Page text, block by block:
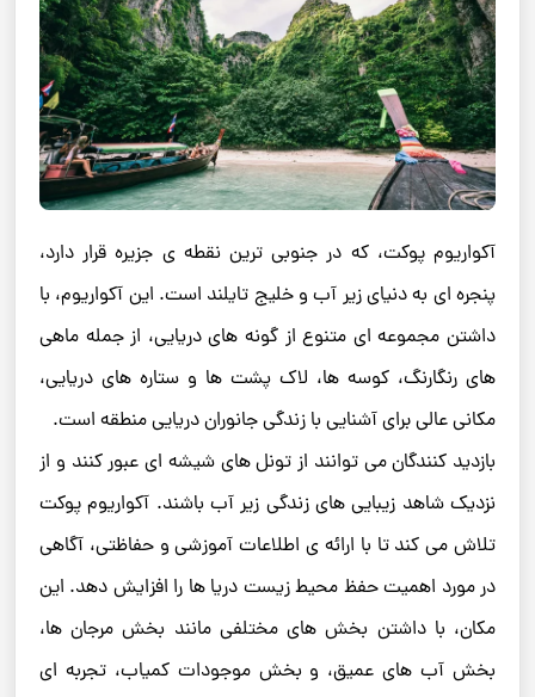
آکواریوم پوکت، که در جنوبی ‌ترین نقطه‌ ی جزیره قرار دارد،
پنجره ‌ای به دنیای زیر آب و خلیج تایلند است. این آکواریوم، با
داشتن مجموعه ‌ای متنوع از گونه‌ های دریایی، از جمله ماهی‌
های رنگارنگ، کوسه ‌ها، لاک ‌پشت‌ ها و ستاره‌ های دریایی،
مکانی عالی برای آشنایی با زندگی جانوران دریایی منطقه است.
بازدید کنندگان می‌ توانند از تونل‌ های شیشه‌ ای عبور کنند و از
نزدیک شاهد زیبایی‌ های زندگی زیر آب باشند. آکواریوم پوکت
تلاش می ‌کند تا با ارائه‌ ی اطلاعات آموزشی و حفاظتی، آگاهی
در مورد اهمیت حفظ محیط زیست دریا ها را افزایش دهد. این
مکان، با داشتن بخش ‌های مختلفی مانند بخش مرجان ‌ها،
بخش آب‌ های عمیق، و بخش موجودات کمیاب، تجربه ‌ای